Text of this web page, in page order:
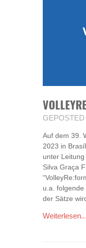
GEPOSTED
Auf dem 39.
2023 in
unter
Silva Graça
u.a.
der Sätze